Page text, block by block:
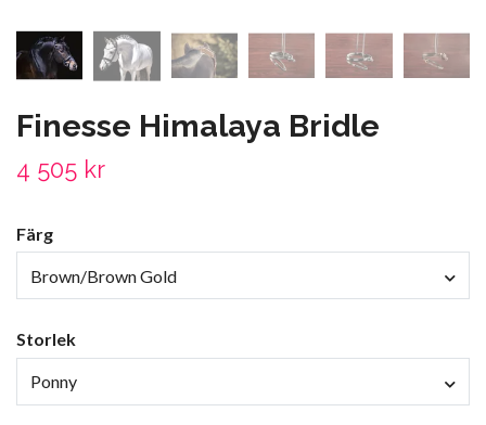
Finesse Himalaya Bridle
4 505 kr
Färg
Brown/Brown Gold
Storlek
Ponny